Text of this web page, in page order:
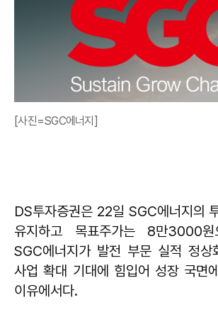
[사진=SGC에너지]
DS투자증권은 22일 SGC에너지의
유지하고 목표주가는 8만3000원
SGC에너지가 발전 부문 실적 정상
사업 확대 기대에 힘입어 성장 국면
이유에서다.